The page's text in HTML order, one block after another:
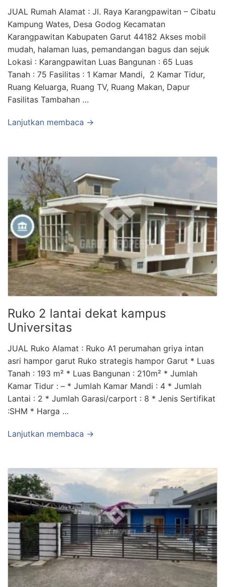
JUAL Rumah Alamat : Jl. Raya Karangpawitan – Cibatu
Kampung Wates, Desa Godog Kecamatan
Karangpawitan Kabupaten Garut 44182 Akses mobil
mudah, halaman luas, pemandangan bagus dan sejuk
Lokasi : Karangpawitan Luas Bangunan : 65 Luas
Tanah : 75 Fasilitas : 1 Kamar Mandi, 2 Kamar Tidur,
Ruang Keluarga, Ruang TV, Ruang Makan, Dapur
Fasilitas Tambahan …
Lanjutkan membaca →
Ruko 2 lantai dekat kampus
Universitas
JUAL Ruko Alamat : Ruko A1 perumahan griya intan
asri hampor garut Ruko strategis hampor Garut * Luas
Tanah : 193 m² * Luas Bangunan : 210m² * Jumlah
Kamar Tidur : – * Jumlah Kamar Mandi : 4 * Jumlah
Lantai : 2 * Jumlah Garasi/carport : 8 * Jenis Sertifikat
:SHM * Harga …
Lanjutkan membaca →